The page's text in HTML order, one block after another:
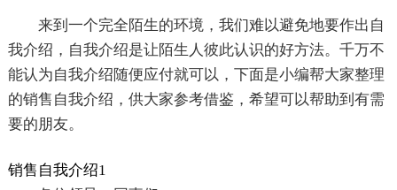
来到一个完全陌生的环境，我们难以避免地要作出自
我介绍，自我介绍是让陌生人彼此认识的好方法。千万不
能认为自我介绍随便应付就可以，下面是小编帮大家整理
的销售自我介绍，供大家参考借鉴，希望可以帮助到有需
要的朋友。
销售自我介绍1